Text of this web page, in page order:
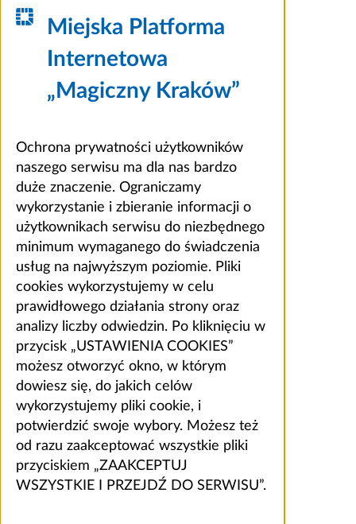
Miejska Platforma
Internetowa
„Magiczny Kraków”
Ochrona prywatności użytkowników
naszego serwisu ma dla nas bardzo
duże znaczenie. Ograniczamy
wykorzystanie i zbieranie informacji o
użytkownikach serwisu do niezbędnego
minimum wymaganego do świadczenia
usług na najwyższym poziomie. Pliki
cookies wykorzystujemy w celu
prawidłowego działania strony oraz
analizy liczby odwiedzin. Po kliknięciu w
przycisk „USTAWIENIA COOKIES”
możesz otworzyć okno, w którym
dowiesz się, do jakich celów
wykorzystujemy pliki cookie, i
potwierdzić swoje wybory. Możesz też
od razu zaakceptować wszystkie pliki
przyciskiem „ZAAKCEPTUJ
WSZYSTKIE I PRZEJDŹ DO SERWISU”.